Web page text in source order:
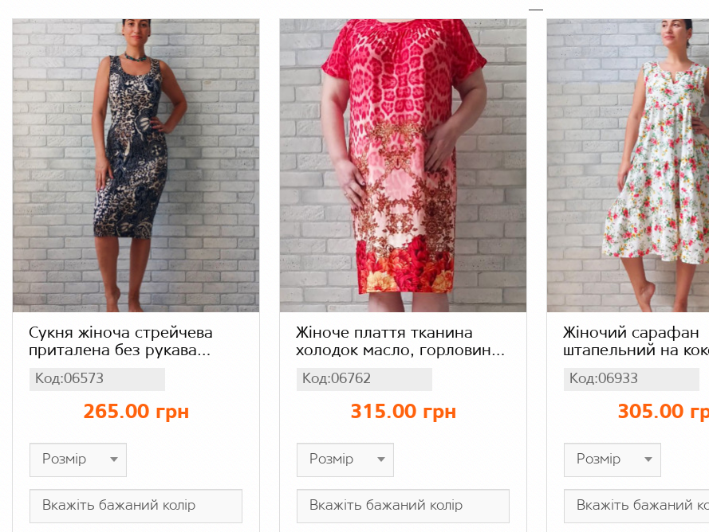
Сукня жіноча стрейчева
приталена без рукава
віскоза гарної якості
Код:06573
265.00 грн
Жіноче плаття тканина
холодок масло, горловина
Код:06762
315.00 грн
Жіночий сарафан
штапельний на
колір молочний в
Код:06933
305.00